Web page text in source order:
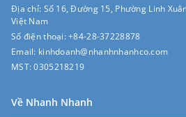
Địa chỉ: Số 16, Đường 15, Phường Linh
Việt Nam
Số điện thoại:+84-28-37228878
Email: kinhdoanh@nhanhnhanhco.com
MST:0305218219
Về Nhanh Nhanh